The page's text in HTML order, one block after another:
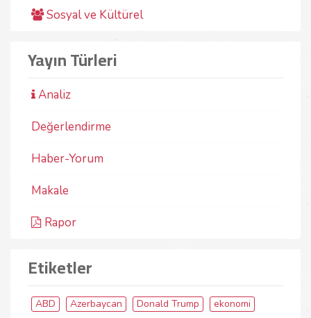
Sosyal ve Kültürel
Yayın Türleri
Analiz
Değerlendirme
Haber-Yorum
Makale
Rapor
Etiketler
ABD Azerbaycan Donald Trump
ekonomi